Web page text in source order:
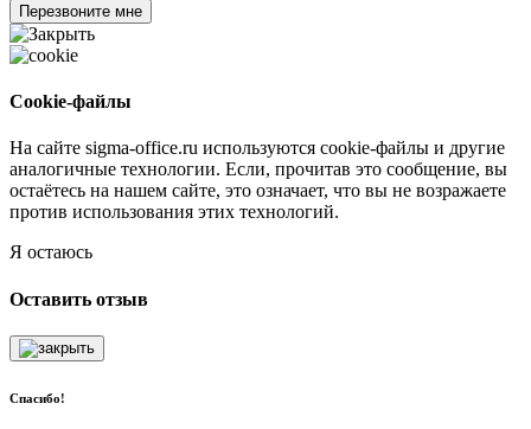
Перезвоните мне
Cookie-файлы
На сайте sigma-office.ru используются cookie-файлы и другие
аналогичные технологии. Если, прочитав это сообщение, вы
остаётесь на нашем сайте, это означает, что вы не возражаете
против использования этих технологий.
Я остаюсь
Оставить отзыв
Спасибо!